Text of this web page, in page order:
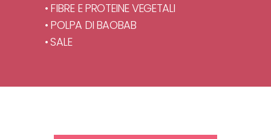
• FIBRE E PROTEINE VEGETALI
• POLPA DI BAOBAB
• SALE